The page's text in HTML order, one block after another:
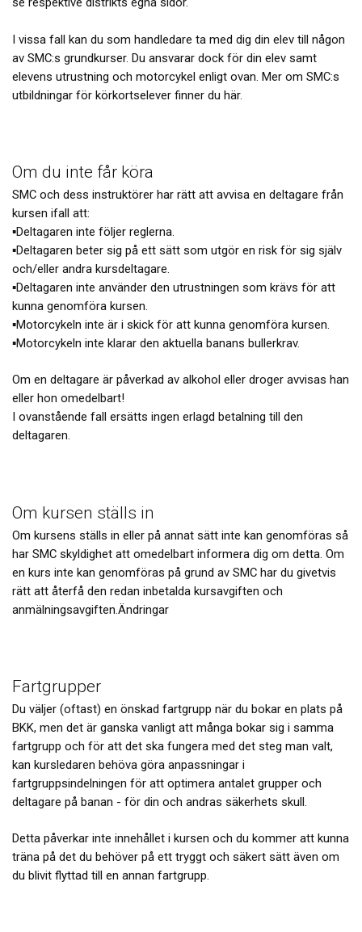
I vissa fall kan du som handledare ta med dig din elev till någon
av SMC:s grundkurser. Du ansvarar dock för din elev samt
elevens utrustning och motorcykel enligt ovan. Mer om SMC:s
utbildningar för körkortselever finner du här.
Om du inte får köra
SMC och dess instruktörer har rätt att avvisa en deltagare från
kursen ifall att:
▪️Deltagaren inte följer reglerna.
▪️Deltagaren beter sig på ett sätt som utgör en risk för sig själv
och/eller andra kursdeltagare.
▪️Deltagaren inte använder den utrustningen som krävs för att
kunna genomföra kursen.
▪️Motorcykeln inte är i skick för att kunna genomföra kursen.
▪️Motorcykeln inte klarar den aktuella banans bullerkrav.
Om en deltagare är påverkad av alkohol eller droger avvisas han
eller hon omedelbart!
I ovanstående fall ersätts ingen erlagd betalning till den
deltagaren.
Om kursen ställs in
Om kursens ställs in eller på annat sätt inte kan genomföras så
har SMC skyldighet att omedelbart informera dig om detta. Om
en kurs inte kan genomföras på grund av SMC har du givetvis
rätt att återfå den redan inbetalda kursavgiften och
anmälningsavgiften.Ändringar
Fartgrupper
Du väljer (oftast) en önskad fartgrupp när du bokar en plats på
BKK, men det är ganska vanligt att många bokar sig i samma
fartgrupp och för att det ska fungera med det steg man valt,
kan kursledaren behöva göra anpassningar i
fartgruppsindelningen för att optimera antalet grupper och
deltagare på banan - för din och andras säkerhets skull.
Detta påverkar inte innehållet i kursen och du kommer att kunna
träna på det du behöver på ett tryggt och säkert sätt även om
du blivit flyttad till en annan fartgrupp.